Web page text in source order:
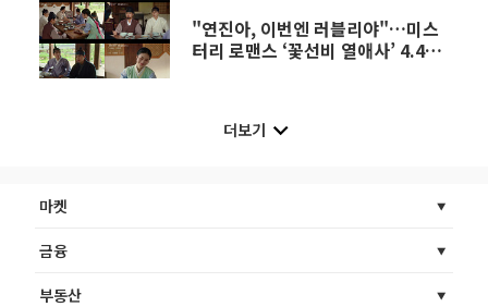
"연진아, 이번엔 러블리야"…미스
터리 로맨스 ‘꽃선비 열애사’ 4.4%
더보기
마켓
금융
부동산